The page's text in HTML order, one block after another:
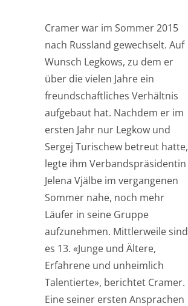
Cramer war im Sommer 2015
nach Russland gewechselt. Auf
Wunsch Legkows, zu dem er
über die vielen Jahre ein
freundschaftliches Verhältnis
aufgebaut hat. Nachdem er im
ersten Jahr nur Legkow und
Sergej Turischew betreut hatte,
legte ihm Verbandspräsidentin
Jelena Vjälbe im vergangenen
Sommer nahe, noch mehr
Läufer in seine Gruppe
aufzunehmen. Mittlerweile sind
es 13. «Junge und Ältere,
Erfahrene und unheimlich
Talentierte», berichtet Cramer.
Eine seiner ersten Ansprachen